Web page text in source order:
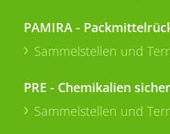
PAMIRA -
Sammelstellen und
PRE - Chemikalien
Sammelstellen und